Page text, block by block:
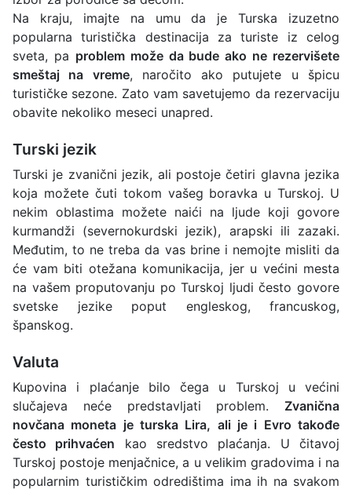
Na kraju, imajte na umu da je Turska izuzetno
popularna turistička destinacija za turiste iz celog
sveta, pa problem može da bude ako ne rezervišete
smeštaj na vreme, naročito ako putujete u špicu
turističke sezone. Zato vam savetujemo da rezervaciju
obavite nekoliko meseci unapred.
Turski jezik
Turski je zvanični jezik, ali postoje četiri glavna jezika
koja možete čuti tokom vašeg boravka u Turskoj. U
nekim oblastima možete naići na ljude koji govore
kurmandži (severnokurdski jezik), arapski ili zazaki.
Međutim, to ne treba da vas brine i nemojte misliti da
će vam biti otežana komunikacija, jer u većini mesta
na vašem proputovanju po Turskoj ljudi često govore
svetske jezike poput engleskog, francuskog,
španskog.
Valuta
Kupovina i plaćanje bilo čega u Turskoj u većini
slučajeva neće predstavljati problem. Zvanična
novčana moneta je turska Lira, ali je i Evro takođe
često prihvaćen kao sredstvo plaćanja. U čitavoj
Turskoj postoje menjačnice, a u velikim gradovima i na
popularnim turističkim odredištima ima ih na svakom